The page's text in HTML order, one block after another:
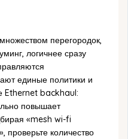
перегородок,
логичнее сразу
единые политики и
Ethernet backhaul:
повышает
«mesh wi-fi
проверьте количество